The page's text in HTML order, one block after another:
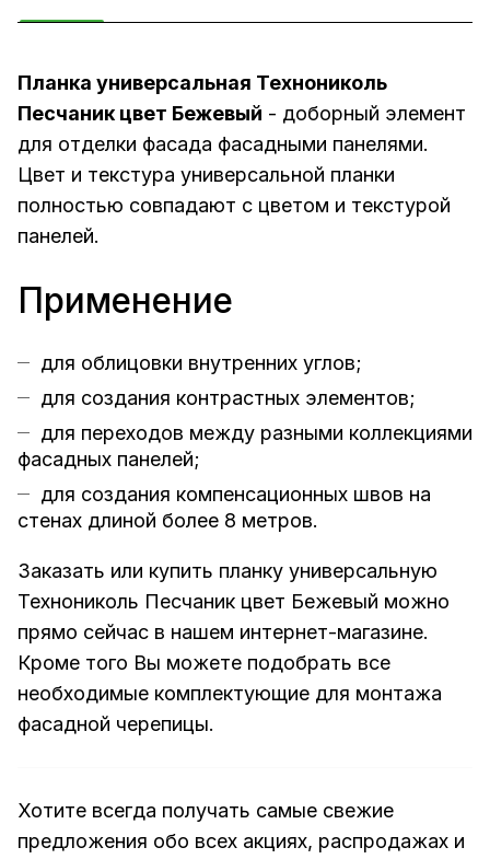
Планка универсальная Технониколь
Песчаник цвет Бежевый - доборный элемент
для отделки фасада фасадными панелями.
Цвет и текстура универсальной планки
полностью совпадают с цветом и текстурой
панелей.
Применение
для облицовки внутренних углов;
для создания контрастных элементов;
для переходов между разными коллекциями
фасадных панелей;
для создания компенсационных швов на
стенах длиной более 8 метров.
Заказать или купить планку универсальную
Технониколь Песчаник цвет Бежевый можно
прямо сейчас в нашем интернет-магазине.
Кроме того Вы можете подобрать все
необходимые комплектующие для монтажа
фасадной черепицы.
Хотите всегда получать самые свежие
предложения обо всех акциях, распродажах и